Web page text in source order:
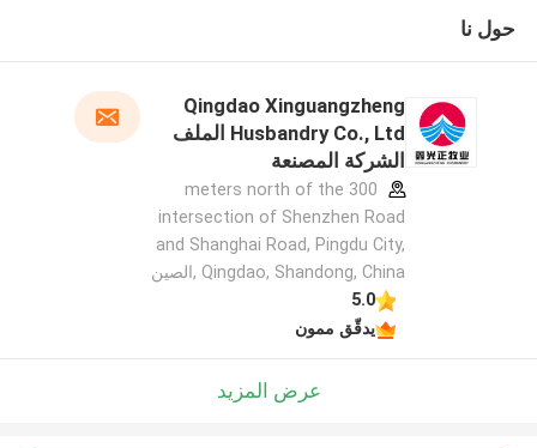
حول نا
Qingdao Xinguangzheng
Husbandry Co., Ltd الملف
الشركة المصنعة
300 meters north of the
intersection of Shenzhen Road
and Shanghai Road, Pingdu City,
Qingdao, Shandong, China ,الصين
5.0
يدقّق ممون
عرض المزيد